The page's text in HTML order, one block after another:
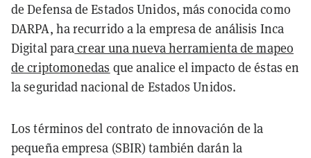
de Defensa de Estados Unidos, más conocida como
DARPA, ha recurrido a la empresa de análisis Inca
Digital paracrear una nueva herramienta de mapeo
de criptomonedas que analice el impacto de éstas en
la seguridad nacional de Estados Unidos.
Los términos del contrato de innovación de la
pequeña empresa (SBIR) también darán la